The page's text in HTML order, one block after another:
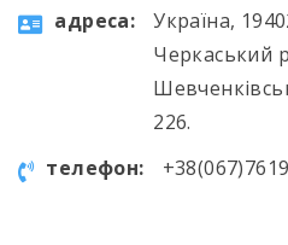
aдресa:
Україна,
Черкаський
226.
телефон: